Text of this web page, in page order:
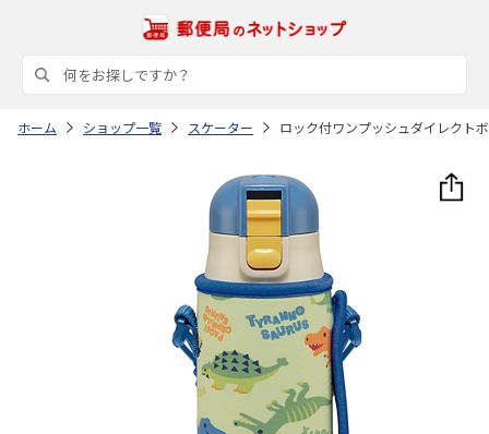
ホーム ショップ一覧 スケーター ロック付ワンプッシュダイレクト